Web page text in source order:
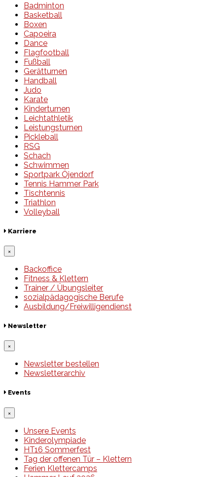
Badminton
Basketball
Boxen
Capoeira
Dance
Flagfootball
Fußball
Gerätturnen
Handball
Judo
Karate
Kinderturnen
Leichtathletik
Leistungsturnen
Pickleball
RSG
Schach
Schwimmen
Sportpark Öjendorf
Tennis Hammer Park
Tischtennis
Triathlon
Volleyball
Karriere
×
Backoffice
Fitness & Klettern
Trainer / Übungsleiter
sozialpädagogische Berufe
Ausbildung/Freiwilligendienst
Newsletter
×
Newsletter bestellen
Newsletterarchiv
Events
×
Unsere Events
Kinderolympiade
HT16 Sommerfest
Tag der offenen Tür – Klettern
Ferien Klettercamps